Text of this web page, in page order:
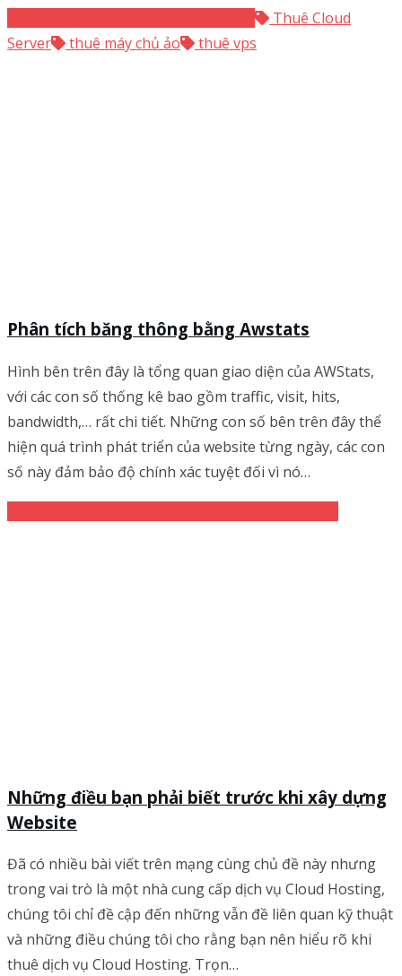
Thuê Cloud
Server
thuê máy chủ ảo thuê vps
Phân tích băng thông bằng Awstats
Hình bên trên đây là tổng quan giao diện của AWStats,
với các con số thống kê bao gồm traffic, visit, hits,
bandwidth,… rất chi tiết. Những con số bên trên đây thể
hiện quá trình phát triển của website từng ngày, các con
số này đảm bảo độ chính xác tuyệt đối vì nó…
Những điều bạn phải biết trước khi xây dựng
Website
Đã có nhiều bài viết trên mạng cùng chủ đề này nhưng
trong vai trò là một nhà cung cấp dịch vụ Cloud Hosting,
chúng tôi chỉ đề cập đến những vẫn đề liên quan kỹ thuật
và những điều chúng tôi cho rằng bạn nên hiểu rõ khi
thuê dịch vụ Cloud Hosting. Trọn…